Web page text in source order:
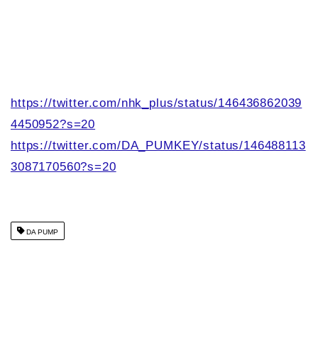
https://twitter.com/nhk_plus/status/146436862039
4450952?s=20
https://twitter.com/DA_PUMKEY/status/146488113
3087170560?s=20
DA PUMP